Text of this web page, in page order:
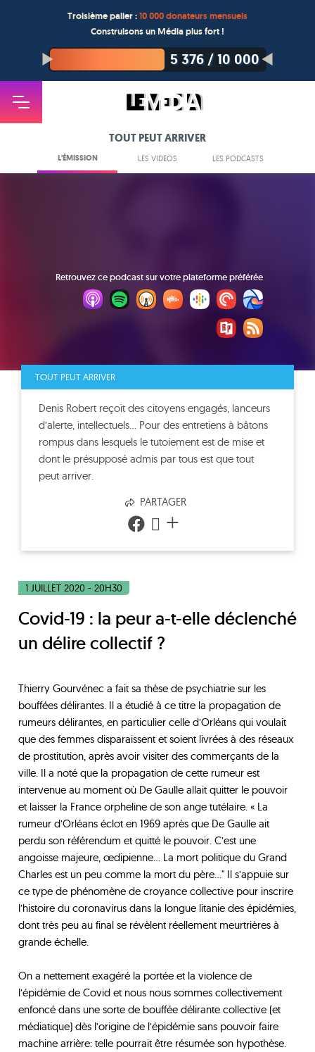
Troisième palier :10 000 donateurs mensuels
Construisons un Média plus fort !
5 376/10 000
TOUT PEUT ARRIVER
L'ÉMISSION LES VIDÉOS LES PODCASTS
Retrouvez ce podcast sur votre plateforme préférée
TOUT PEUT ARRIVER
Denis Robert reçoit des citoyens engagés, lanceurs
d’alerte, intellectuels… Pour des entretiens à bâtons
rompus dans lesquels le tutoiement est de mise et
dont le présupposé admis par tous est que tout
peut arriver.
PARTAGER
+
1 JUILLET 2020 - 20H30
Covid-19 : la peur a-t-elle déclenché
un délire collectif ?
Thierry Gourvénec a fait sa thèse de psychiatrie sur les
bouffées délirantes. Il a étudié à ce titre la propagation de
rumeurs délirantes, en particulier celle d’Orléans qui voulait
que des femmes disparaissent et soient livrées à des réseaux
de prostitution, après avoir visiter des commerçants de la
ville. Il a noté que la propagation de cette rumeur est
intervenue au moment où De Gaulle allait quitter le pouvoir
et laisser la France orpheline de son ange tutélaire. « La
rumeur d’Orléans éclot en 1969 après que De Gaulle ait
perdu son référendum et quitté le pouvoir. C’est une
angoisse majeure, œdipienne… La mort politique du Grand
Charles est un peu comme la mort du père…" Il s’appuie sur
ce type de phénomène de croyance collective pour inscrire
l’histoire du coronavirus dans la longue litanie des épidémies,
dont très peu au final se révèlent réellement meurtrières à
grande échelle.
On a nettement exagéré la portée et la violence de
l’épidémie de Covid et nous nous sommes collectivement
enfoncé dans une sorte de bouffée délirante collective (et
médiatique) dès l’origine de l’épidémie sans pouvoir faire
machine arrière: telle pourrait être résumée son hypothèse.